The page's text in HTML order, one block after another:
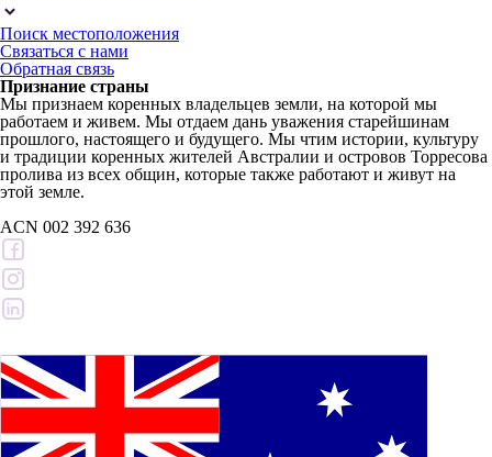
Поиск местоположения
Связаться с нами
Обратная связь
Признание страны
Мы признаем коренных владельцев земли, на которой мы
работаем и живем. Мы отдаем дань уважения старейшинам
прошлого, настоящего и будущего. Мы чтим истории, культуру
и традиции коренных жителей Австралии и островов Торресова
пролива из всех общин, которые также работают и живут на
этой земле.
ACN 002 392 636